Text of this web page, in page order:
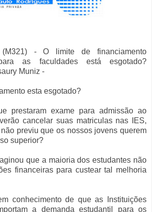
- O limite de financiamento
as faculdades está esgotado?
Muniz -
esta esgotado?
prestaram exame para admissão ao
cancelar suas matriculas nas IES,
previu que os nossos jovens querem
superior?
que a maioria dos estudantes não
financeiras para custear tal melhoria
conhecimento de que as Instituições
a demanda estudantil para os